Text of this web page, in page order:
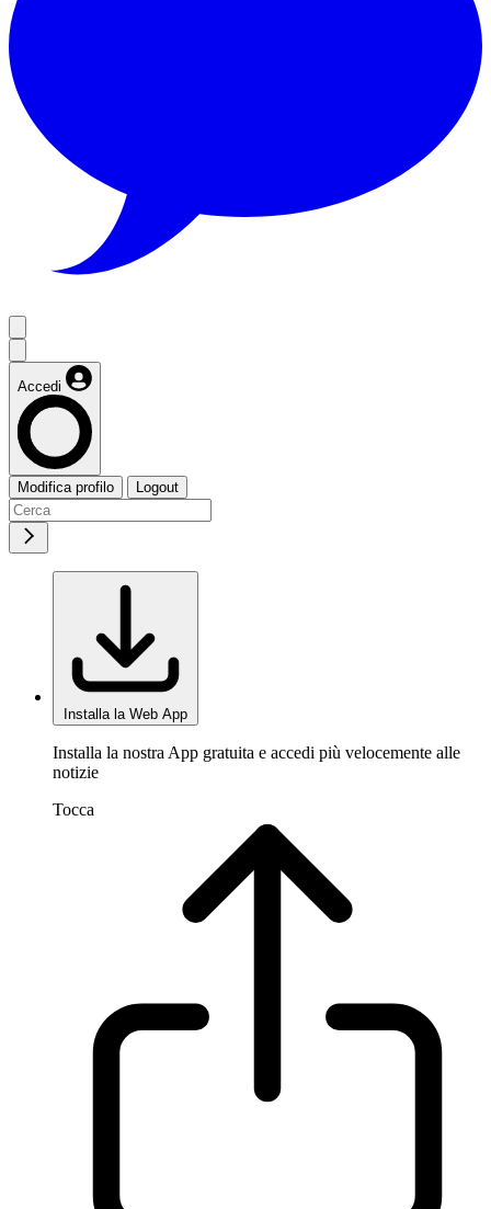
Accedi
Modifica profilo Logout
Installa la Web App
Installa la nostra App gratuita e accedi più velocemente alle
notizie
Tocca